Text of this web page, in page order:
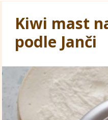
Kiwi mast
podle Janči